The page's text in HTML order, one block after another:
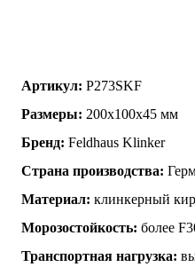
Артикул: P273SKF
Размеры: 200x100x45 мм
Бренд: Feldhaus Klinker
Страна производства:
Материал: клинкерный
Морозостойкость: более
Транспортная нагрузка: